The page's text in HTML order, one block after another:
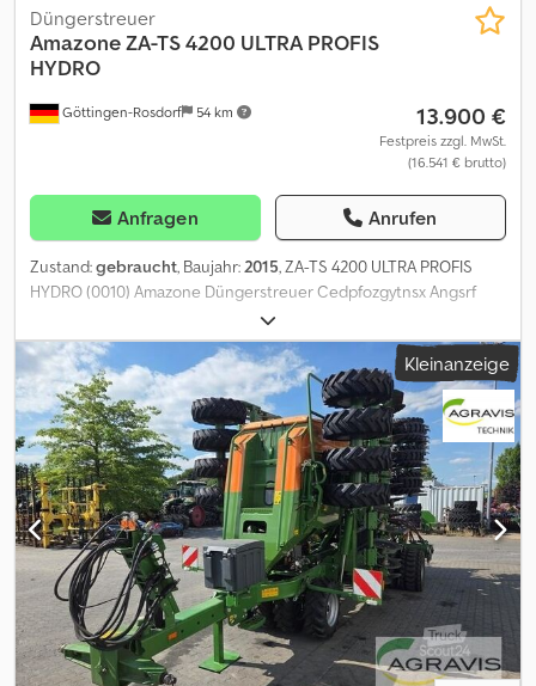
Göttingen-Rosdorf 54 km
Düngerstreuer
AmazoneZA-TS 4200 ULTRA PROFIS
HYDRO
13.900 €
Festpreis zzgl. MwSt.
(16.541 € brutto)
Anfragen Anrufen
Zustand:gebraucht, Baujahr: 2015, ZA-TS 4200 ULTRA PROFIS
HYDRO (0010) Amazone Düngerstreuer Cedpfozgytnsx Angsrf
(0020) Streuwerk ZA-TS Hydro (0030) elektr.
Einleitsystemverstellung (0040) Behälteraufsatz L 4200 (0050)
Abdeckrollplane L, mech. Bedienung (0060) Streuscheiben TS2
für 24-36 m (0070) Grundausrüstung ISOBUS (0080) AutoTS,
beidseitig für Streuwerk Hydro (0090) Roll- und
Abstellvorrichtung, schwenkbar (0100) Neigungssensor (0110)
Leermeldesensor
Kleinanzeige